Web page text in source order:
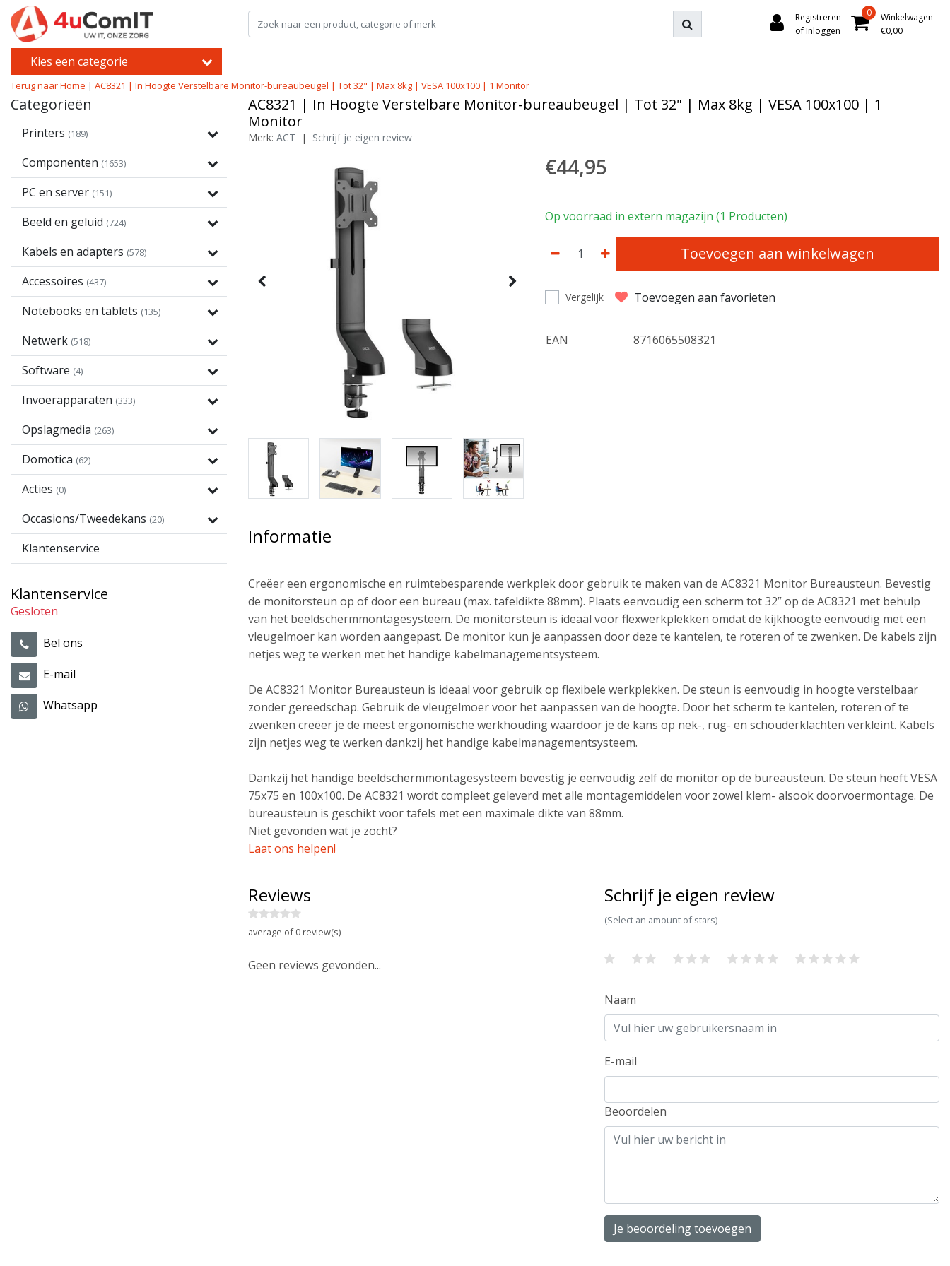
Registreren
of Inloggen
0
Winkelwagen
€0,00
Kies een categorie
Terug naar Home | AC8321 | In Hoogte Verstelbare Monitor-bureaubeugel | Tot 32" | Max 8kg | VESA 100x100 | 1 Monitor
Categorieën
Printers (189)
Componenten (1653)
PC en server (151)
Beeld en geluid (724)
Kabels en adapters (578)
Accessoires (437)
Notebooks en tablets (135)
Netwerk (518)
Software (4)
Invoerapparaten (333)
Opslagmedia (263)
Domotica (62)
Acties (0)
Occasions/Tweedekans (20)
Klantenservice
Klantenservice
Gesloten
Bel ons
E-mail
Whatsapp
AC8321 | In Hoogte Verstelbare Monitor-bureaubeugel | Tot 32" | Max 8kg | VESA 100x100 | 1
Monitor
Merk: ACT | Schrijf je eigen review
€44,95
Op voorraad in extern magazijn (1 Producten)
Toevoegen aan winkelwagen
Vergelijk Toevoegen aan favorieten
EAN 8716065508321
Informatie
Creëer een ergonomische en ruimtebesparende werkplek door gebruik te maken van de AC8321 Monitor Bureausteun. Bevestig
de monitorsteun op of door een bureau (max. tafeldikte 88mm). Plaats eenvoudig een scherm tot 32” op de AC8321 met behulp
van het beeldschermmontagesysteem. De monitorsteun is ideaal voor flexwerkplekken omdat de kijkhoogte eenvoudig met een
vleugelmoer kan worden aangepast. De monitor kun je aanpassen door deze te kantelen, te roteren of te zwenken. De kabels zijn
netjes weg te werken met het handige kabelmanagementsysteem.
De AC8321 Monitor Bureausteun is ideaal voor gebruik op flexibele werkplekken. De steun is eenvoudig in hoogte verstelbaar
zonder gereedschap. Gebruik de vleugelmoer voor het aanpassen van de hoogte. Door het scherm te kantelen, roteren of te
zwenken creëer je de meest ergonomische werkhouding waardoor je de kans op nek-, rug- en schouderklachten verkleint. Kabels
zijn netjes weg te werken dankzij het handige kabelmanagementsysteem.
Dankzij het handige beeldschermmontagesysteem bevestig je eenvoudig zelf de monitor op de bureausteun. De steun heeft VESA
75x75 en 100x100. De AC8321 wordt compleet geleverd met alle montagemiddelen voor zowel klem- alsook doorvoermontage. De
bureausteun is geschikt voor tafels met een maximale dikte van 88mm.
Niet gevonden wat je zocht?
Laat ons helpen!
Reviews
average of 0 review(s)
Geen reviews gevonden...
Schrijf je eigen review
(Select an amount of stars)
Naam
E-mail
Beoordelen
Je beoordeling toevoegen